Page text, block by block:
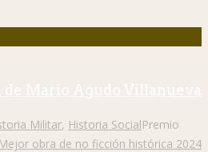
de Mario Agudo Villanueva
Militar, Historia SocialPremio
Mejor obra de no ficción histórica 2024